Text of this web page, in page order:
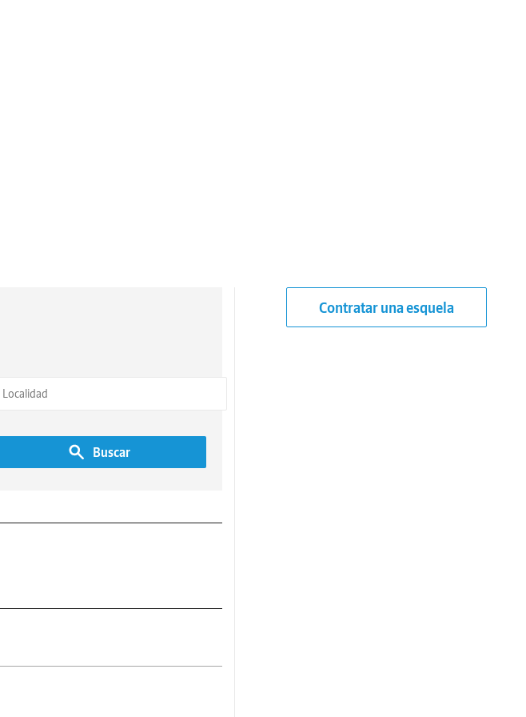
Buscar
Contratar una esquela